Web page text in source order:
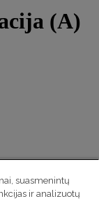
(A)
suasmenintų
ir analizuotų